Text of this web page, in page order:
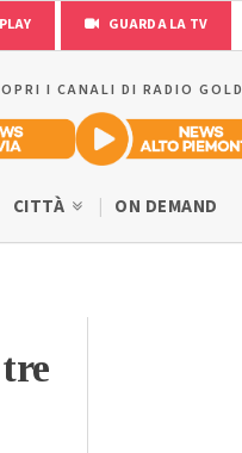
GUARDA LA TV
I CANALI DI RADIO GOLD
CITTÀ ON DEMAND